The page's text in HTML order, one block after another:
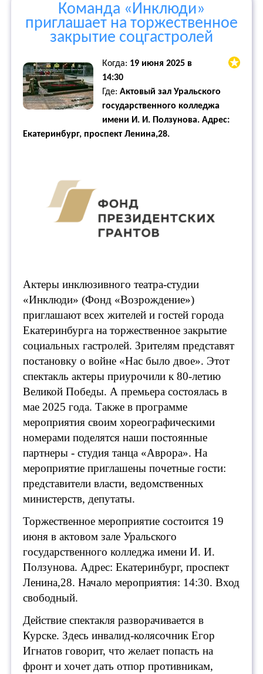
Команда «Инклюди»
приглашает на торжественное
закрытие соцгастролей
Когда: 19 июня 2025 в
14:30
Где: Актовый зал Уральского
государственного колледжа
имени И. И. Ползунова. Адрес:
Екатеринбург, проспект Ленина,28.
Актеры инклюзивного театра-студии
«Инклюди» (Фонд «Возрождение»)
приглашают всех жителей и гостей города
Екатеринбурга на торжественное закрытие
социальных гастролей. Зрителям представят
постановку о войне «Нас было двое». Этот
спектакль актеры приурочили к 80-летию
Великой Победы. А премьера состоялась в
мае 2025 года. Также в программе
мероприятия своим хореографическими
номерами поделятся наши постоянные
партнеры - студия танца «Аврора». На
мероприятие приглашены почетные гости:
представители власти, ведомственных
министерств, депутаты.
Торжественное мероприятие состоится 19
июня в актовом зале Уральского
государственного колледжа имени И. И.
Ползунова. Адрес: Екатеринбург, проспект
Ленина,28. Начало мероприятия: 14:30. Вход
свободный.
Действие спектакля разворачивается в
Курске. Здесь инвалид-колясочник Егор
Игнатов говорит, что желает попасть на
фронт и хочет дать отпор противникам,